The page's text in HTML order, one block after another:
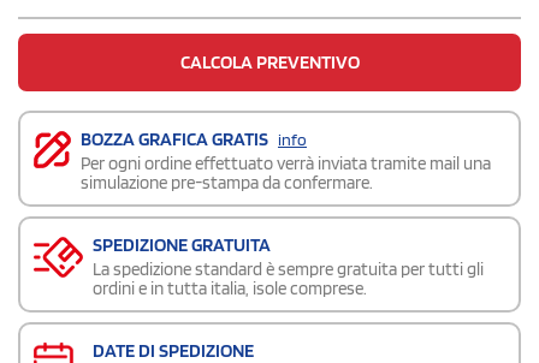
CALCOLA PREVENTIVO
BOZZA GRAFICA GRATIS info
Per ogni ordine effettuato verrà inviata tramite mail una
simulazione pre-stampa da confermare.
SPEDIZIONE GRATUITA
La spedizione standard è sempre gratuita per tutti gli
ordini e in tutta italia, isole comprese.
DATE DI SPEDIZIONE